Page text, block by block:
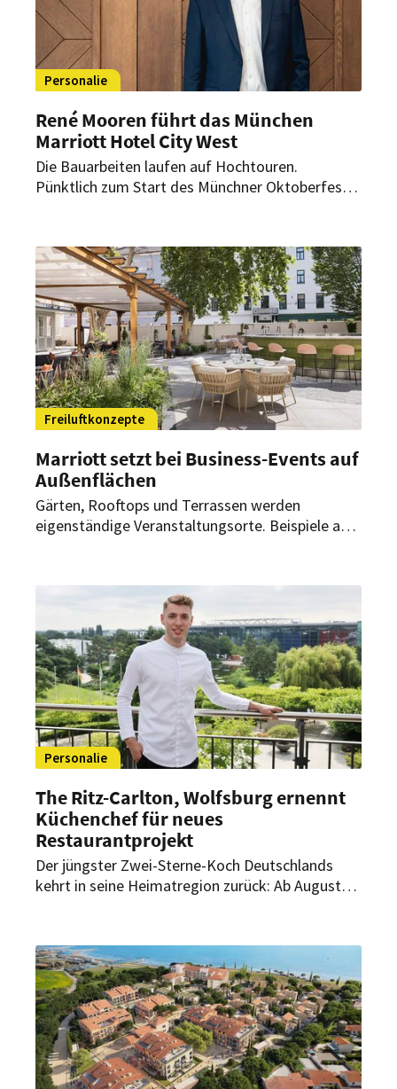
Personalie
René Mooren führt das München
Marriott Hotel City West
Die Bauarbeiten laufen auf Hochtouren.
Pünktlich zum Start des Münchner Oktoberfests
West im Westend empfangen.
Freiluftkonzepte
Marriott setzt bei Business-Events auf
Außenflächen
Gärten, Rooftops und Terrassen werden
eigenständige Veranstaltungsorte. Beispiele aus
Freie verlagert werden.
Personalie
The Ritz-Carlton, Wolfsburg ernennt
Küchenchef für neues
Restaurantprojekt
Der jüngster Zwei-Sterne-Koch Deutschlands
kehrt in seine Heimatregion zurück: Ab August
Restaurantprojekts im The Ritz-Carlton,
Wolfsburg.